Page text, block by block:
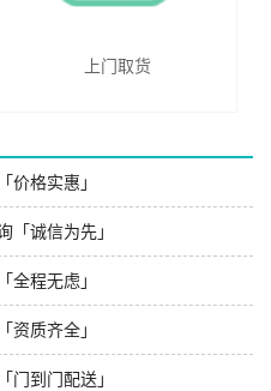
上门取货
价格实惠」
「诚信为先」
全程无虑」
资质齐全」
门到门配送」